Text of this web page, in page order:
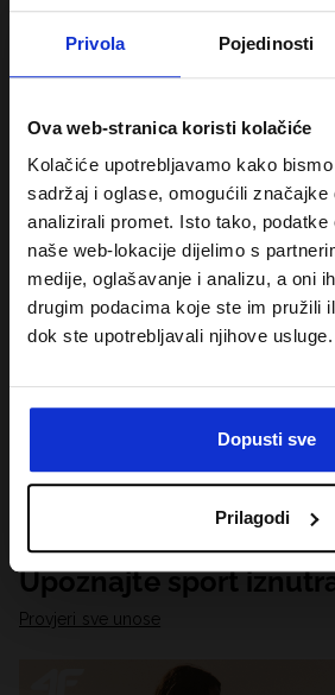
Privola Pojedinosti
Ova web-stranica koristi kolačiće
Kolačiće upotrebljavamo kako
sadržaj i oglase, omogućili značajke
analizirali promet. Isto tako, podatke
naše web-lokacije dijelimo s
medije, oglašavanje i analizu, a oni
drugim podacima koje ste im pružili
dok ste upotrebljavali njihove usluge.
Dopusti sve
Prilagodi
Upoznajte sport
Provjeri sve unose